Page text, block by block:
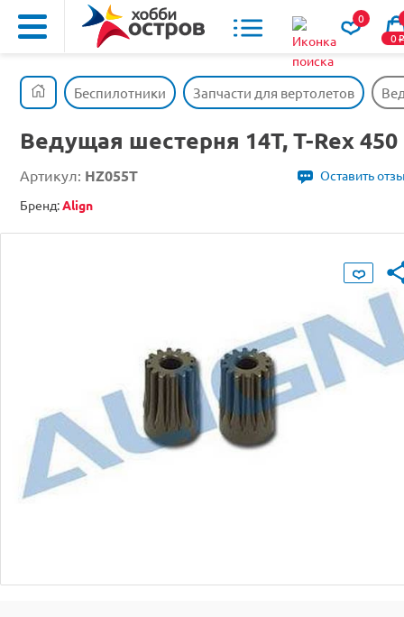
0
0o
Беспилотники Запчасти для вертолетов
Ведущая шестерня 14T, T-Rex 450
Артикул: HZ055T
Оставить
Бренд:Align